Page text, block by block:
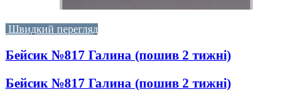
Швидкий перегляд
Бейсик №817 Галина (пошив 2 тижні)
Бейсик №817 Галина (пошив 2 тижні)